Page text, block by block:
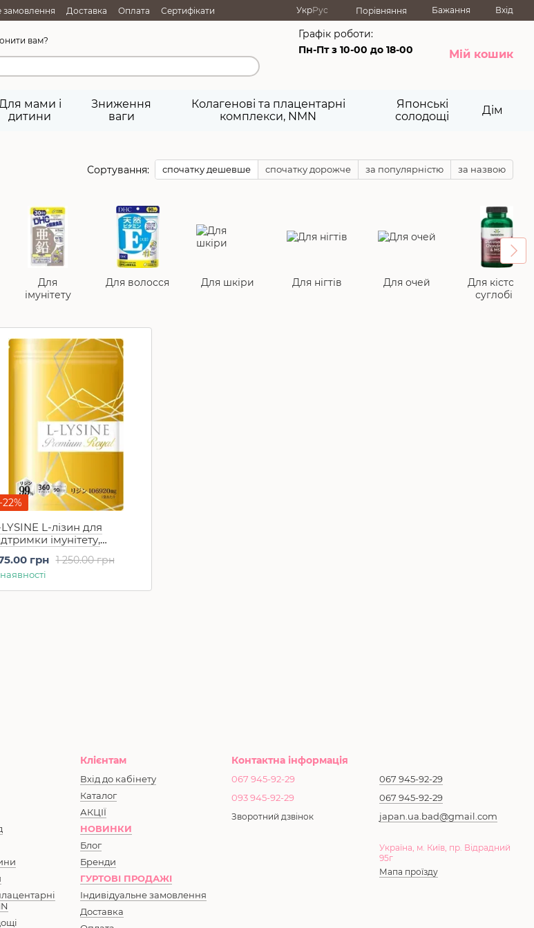
замовлення Доставка Оплата
Сертифікати
оферта
УкрРус Порівняння Бажання Вхід
вам?
Графік роботи:
Пн-Пт з 10-00 до 18-00
Мій кошик
мами і
дитини
Зниження
ваги
Колагенові та плацентарні
комплекси, NMN
Японські
солодощі
Дім
Сортування: спочатку дешевше спочатку дорожче за популярністю за назвою
Для
імунітету
Для волосся Для шкіри Для нігтів Для очей
Для кісток і
суглобів
L-лізин для
імунітету,
Royal 360 шт на
90 днів
1 250.00 грн
грн
Клієнтам
Вхід до кабінету
Каталог
АКЦІЇ
НОВИНКИ
Блог
Бренди
ГУРТОВІ ПРОДАЖІ
Індивідуальне замовлення
Доставка
Контактна інформація
067 945-92-29
093 945-92-29
Зворотний дзвінок
067 945-92-29
067 945-92-29
japan.ua.bad@gmail.com
Україна, м. Київ, пр. Відрадний
95г
Мапа проїзду